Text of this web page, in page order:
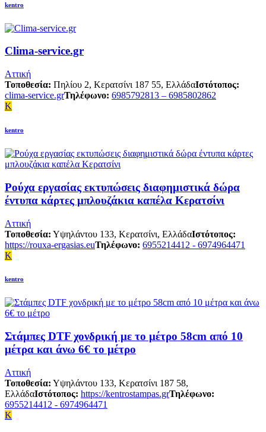
kentro
Clima-service.gr
Αττική
Τοποθεσία: Πηλίου 2, Κερατσίνι 187 55, ΕλλάδαΙστότοπος:
clima-service.grΤηλέφωνο: 6985792813 – 6985802862
K
kentro
Ρούχα εργασίας εκτυπώσεις διαφημιστικά δώρα
έντυπα κάρτες μπλουζάκια καπέλα Κερατσίνι
Αττική
Τοποθεσία: Υψηλάντου 133, Κερατσίνι, ΕλλάδαΙστότοπος:
https://rouxa-ergasias.euΤηλέφωνο: 6955214412 - 6974964471
K
kentro
Στάμπες DTF χονδρική με το μέτρο 58cm από 10
μέτρα και άνω 6€ το μέτρο
Αττική
Τοποθεσία: Υψηλάντου 133, Κερατσίνι 187 58,
ΕλλάδαΙστότοπος: https://kentrostampas.grΤηλέφωνο:
6955214412 - 6974964471
K